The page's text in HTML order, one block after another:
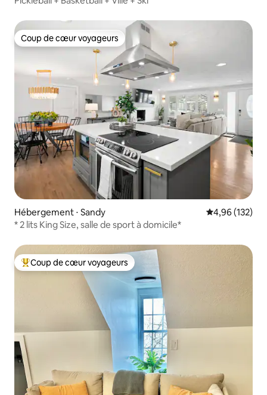
Coup de cœur voyageurs
Coup de cœur voyageurs
Hébergement ⋅ Sandy Évaluation
4,96 (132)
* 2 lits King Size, salle de sport à domicile*
Coups de cœur voyageurs les plus appréciés
Coup de cœur voyageurs